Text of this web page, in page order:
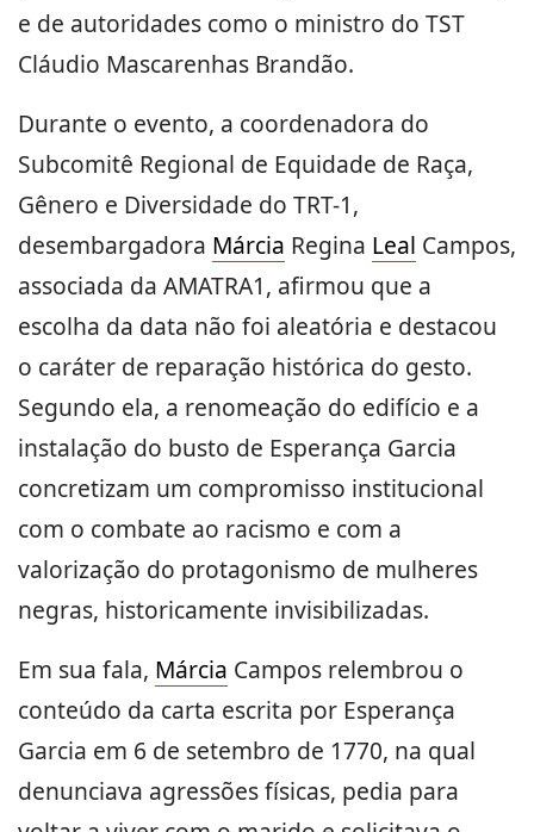
e de autoridades como o ministro do TST
Cláudio Mascarenhas Brandão.
Durante o evento, a coordenadora do
Subcomitê Regional de Equidade de Raça,
Gênero e Diversidade do TRT-1,
desembargadora Márcia Regina Leal Campos,
associada da AMATRA1, afirmou que a
escolha da data não foi aleatória e destacou
o caráter de reparação histórica do gesto.
Segundo ela, a renomeação do edifício e a
instalação do busto de Esperança Garcia
concretizam um compromisso institucional
com o combate ao racismo e com a
valorização do protagonismo de mulheres
negras, historicamente invisibilizadas.
Em sua fala, Márcia Campos relembrou o
conteúdo da carta escrita por Esperança
Garcia em 6 de setembro de 1770, na qual
denunciava agressões físicas, pedia para